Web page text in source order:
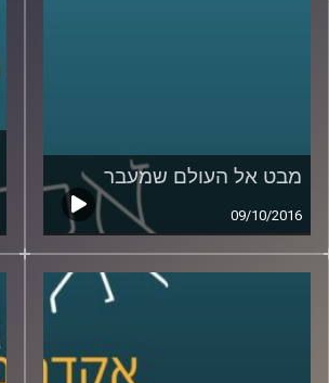
מבט אל העולם שמעבר
09/10/2016